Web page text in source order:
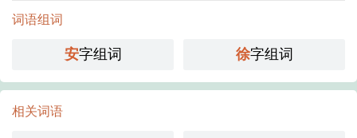
词语组词
安字组词 徐字组词
相关词语